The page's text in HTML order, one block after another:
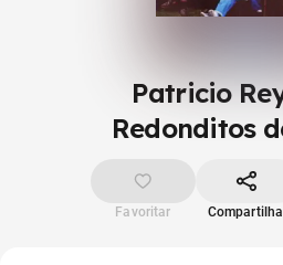
Patricio
Redonditos
Favoritar